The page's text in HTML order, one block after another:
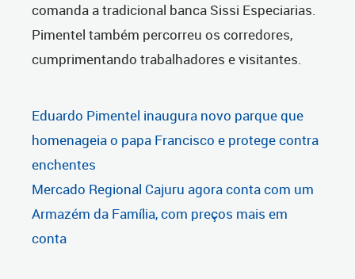
comanda a tradicional banca Sissi Especiarias.
Pimentel também percorreu os corredores,
cumprimentando trabalhadores e visitantes.
Eduardo Pimentel inaugura novo parque que
homenageia o papa Francisco e protege contra
enchentes
Mercado Regional Cajuru agora conta com um
Armazém da Família, com preços mais em
conta